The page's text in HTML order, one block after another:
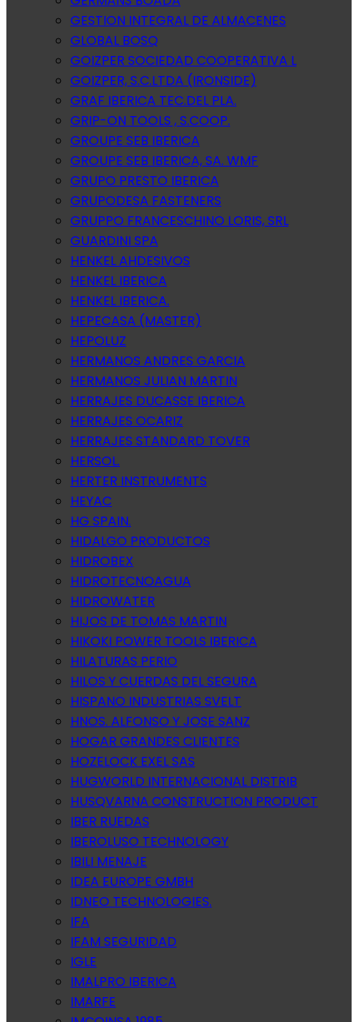
GESTION INTEGRAL DE ALMACENES
GLOBAL BOSQ
GOIZPER SOCIEDAD COOPERATIVA L
GOIZPER, S.C.LTDA (IRONSIDE)
GRAF IBERICA TEC.DEL PLA.
GRIP-ON TOOLS , S.COOP.
GROUPE SEB IBERICA
GROUPE SEB IBERICA, SA. WMF
GRUPO PRESTO IBERICA
GRUPODESA FASTENERS
GRUPPO FRANCESCHINO LORIS, SRL
GUARDINI SPA
HENKEL AHDESIVOS
HENKEL IBERICA
HENKEL IBERICA.
HEPECASA (MASTER)
HEPOLUZ
HERMANOS ANDRES GARCIA
HERMANOS JULIAN MARTIN
HERRAJES DUCASSE IBERICA
HERRAJES OCARIZ
HERRAJES STANDARD TOVER
HERSOL.
HERTER INSTRUMENTS
HEYAC
HG SPAIN.
HIDALGO PRODUCTOS
HIDROBEX
HIDROTECNOAGUA
HIDROWATER
HIJOS DE TOMAS MARTIN
HIKOKI POWER TOOLS IBERICA
HILATURAS PERIO
HILOS Y CUERDAS DEL SEGURA
HISPANO INDUSTRIAS SVELT
HNOS. ALFONSO Y JOSE SANZ
HOGAR GRANDES CLIENTES
HOZELOCK EXEL SAS
HUGWORLD INTERNACIONAL DISTRIB
HUSQVARNA CONSTRUCTION PRODUCT
IBER RUEDAS
IBEROLUSO TECHNOLOGY
IBILI MENAJE
IDEA EUROPE GMBH
IDNEO TECHNOLOGIES.
IFA
IFAM SEGURIDAD
IGLE
IMALPRO IBERICA
IMARFE